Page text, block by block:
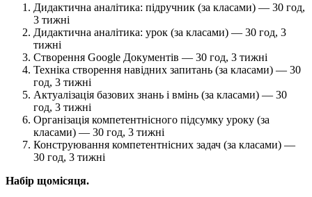
Дидактична аналітика: підручник (за класами) — 30 год,
3 тижні
Дидактична аналітика: урок (за класами) — 30 год, 3
тижні
Створення Google Документів — 30 год, 3 тижні
Техніка створення навідних запитань (за класами) — 30
год, 3 тижні
Актуалізація базових знань і вмінь (за класами) — 30
год, 3 тижні
Організація компетентнісного підсумку уроку (за
класами) — 30 год, 3 тижні
Конструювання компетентнісних задач (за класами) —
30 год, 3 тижні
Набір щомісяця.